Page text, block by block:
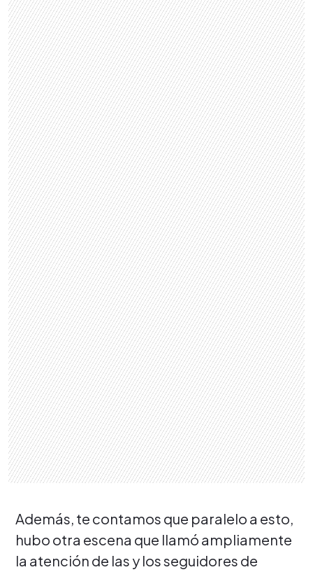
Además, te contamos que paralelo a esto,
hubo otra escena que llamó ampliamente
la atención de las y los seguidores de